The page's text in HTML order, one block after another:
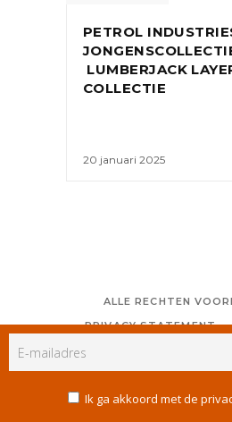
PETROL
LUMBERJACK
COLLECTIE
20 januari 2025
ALLE RECHTEN
PRIVACY STATEMENT
COOKIE
Ik ga akkoord met de